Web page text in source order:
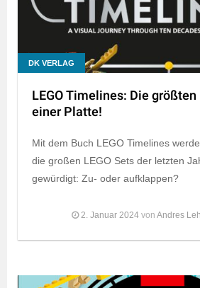
DK VERLAG
LEGO Timelines: Die größten
einer Platte!
Mit dem Buch LEGO Timelines
die großen LEGO Sets der letzten
gewürdigt: Zu- oder aufklappen?
2. Januar 2024 von Andres